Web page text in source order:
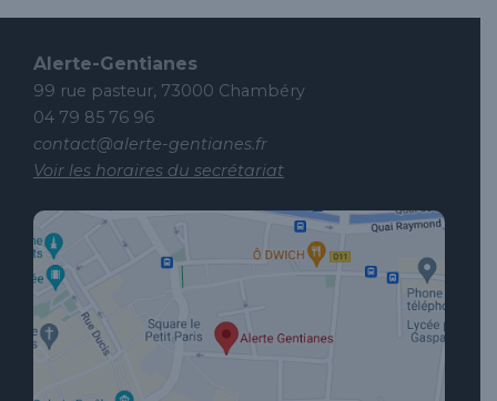
Alerte-Gentianes
99 rue pasteur, 73000 Chambéry
04 79 85 76 96
contact@alerte-gentianes.fr
Voir les horaires du secrétariat